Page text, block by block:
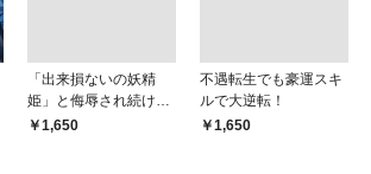
「出来損ないの妖精
姫」と侮辱され続けた
私
￥1,650
不遇転生でも豪運スキ
ルで大逆転！
￥1,650